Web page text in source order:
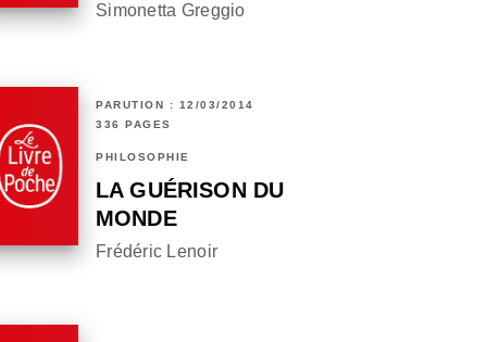
Simonetta Greggio
PARUTION : 12/03/2014
336 PAGES
PHILOSOPHIE
LA GUÉRISON DU
MONDE
Frédéric Lenoir